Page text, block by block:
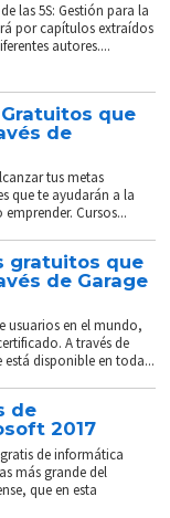
las 5S: Gestión para la
por capítulos extraídos
autores....
que
de
tus metas
que te ayudarán a la
Cursos...
gratuitos que
de Garage
usuarios en el mundo,
A través de
disponible en toda...
de
2017
de informática
más grande del
que en esta